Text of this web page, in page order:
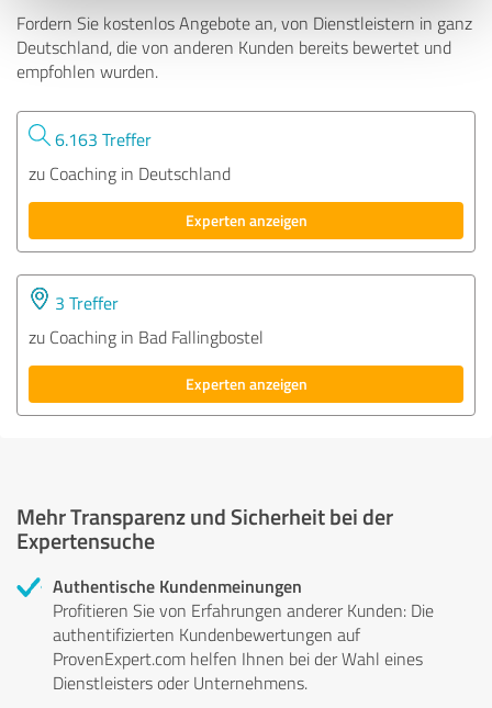
Fordern Sie kostenlos Angebote an, von Dienstleistern in ganz
Deutschland, die von anderen Kunden bereits bewertet und
empfohlen wurden.
6.163 Treffer
zu Coaching in Deutschland
Experten anzeigen
3 Treffer
zu Coaching in Bad Fallingbostel
Experten anzeigen
Mehr Transparenz und Sicherheit bei der
Expertensuche
Authentische Kundenmeinungen
Profitieren Sie von Erfahrungen anderer Kunden: Die
authentifizierten Kundenbewertungen auf
ProvenExpert.com helfen Ihnen bei der Wahl eines
Dienstleisters oder Unternehmens.